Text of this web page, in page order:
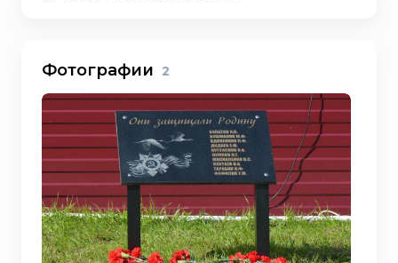
Фотографии 2